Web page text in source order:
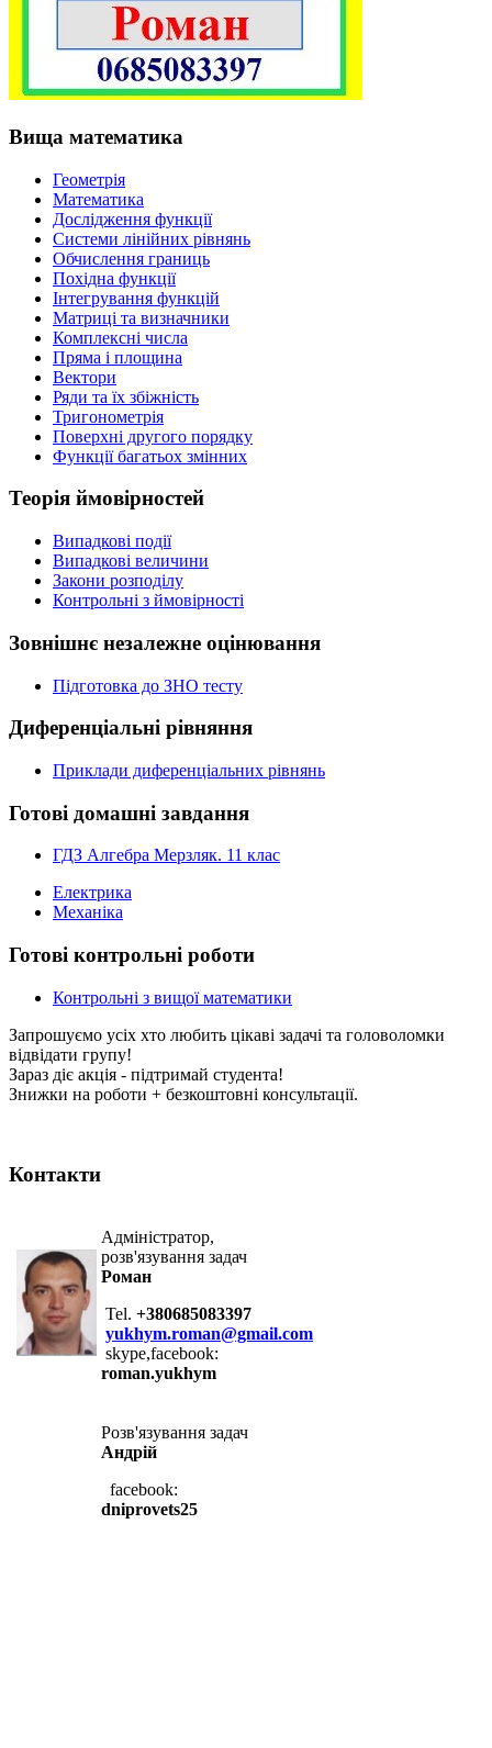
Вища математика
Геометрія
Математика
Дослідження функції
Системи лінійних рівнянь
Обчислення границь
Похідна функції
Інтегрування функцій
Матриці та визначники
Комплексні числа
Пряма і площина
Вектори
Ряди та їх збіжність
Тригонометрія
Поверхні другого порядку
Функції багатьох змінних
Теорія ймовірностей
Випадкові події
Випадкові величини
Закони розподілу
Контрольні з ймовірності
Зовнішнє незалежне оцінювання
Підготовка до ЗНО тесту
Диференціальні рівняння
Приклади диференціальних рівнянь
Готові домашні завдання
ГДЗ Алгебра Мерзляк. 11 клас
Електрика
Механіка
Готові контрольні роботи
Контрольні з вищої математики
Запрошуємо усіх хто любить цікаві задачі та головоломки
відвідати групу!
Зараз діє акція - підтримай студента!
Знижки на роботи + безкоштовні консультації.
Контакти
Адміністратор,
розв'язування задач
Роман
Tel. +380685083397
yukhym.roman@gmail.com
skype,facebook:
roman.yukhym
Розв'язування задач
Андрій
facebook:
dniprovets25